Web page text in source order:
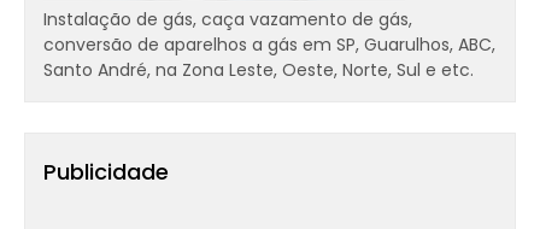
Instalação de gás, caça vazamento de gás,
conversão de aparelhos a gás em SP, Guarulhos, ABC,
Santo André, na Zona Leste, Oeste, Norte, Sul e etc.
Publicidade